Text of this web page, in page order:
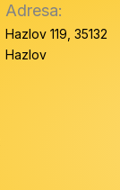
Adresa:
Hazlov 119, 35132
Hazlov